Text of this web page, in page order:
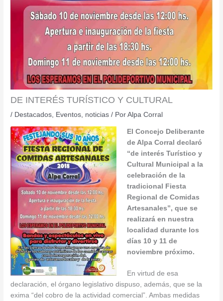
DE INTERÉS TURÍSTICO Y CULTURAL
/ Destacados Eventos noticias / PorAlpa Corral
El Concejo Deliberante
de Alpa Corral declaró
“de interés Turístico y
Cultural Municipal a la
celebración de la
tradicional Fiesta
Regional de Comidas
Artesanales”, que se
realizará en nuestra
localidad durante los
días 10 y 11 de
noviembre próximo.
En virtud de esa
declaración, el órgano legislativo dispuso, además, que se la
exima “del cobro de la actividad comercial”. Ambas medidas